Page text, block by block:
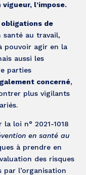
l’impose.
de
santé au travail,
pouvoir agir en la
aussi les
parties
concerné,
plus vigilants
loi n° 2021-1018
en santé au
à prendre en
des risques
par l’organisation